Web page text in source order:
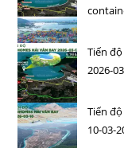
Tiến
2026-
Tiến
10-03-